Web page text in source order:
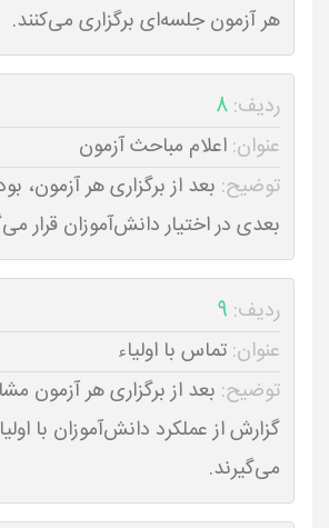
هر آزمون جلسه‌ای برگزاری می‌کنند.
ردیف: 8
عنوان: اعلام مباحث آزمون
توضیح: بعد از برگزاری هر آزمون،
بعدی در اختیار دانش‌آموزان قرار
ردیف: 9
عنوان: تماس با اولیاء
توضیح: بعد از برگزاری هر آزمون
گزارش از عملکرد دانش‌آموزان با
می‌گیرند.